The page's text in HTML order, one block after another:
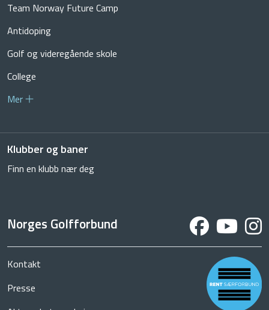
Team Norway Future Camp
Antidoping
Golf og videregående skole
College
Mer
Klubber og baner
Finn en klubb nær deg
Norges Golfforbund
Kontakt
Presse